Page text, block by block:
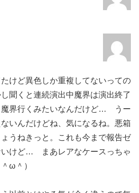
けど異色しか重複してないっての
聞くと連続演出中魔界は演出終了
魔界行くみたいなんだけど… うー
いんだけどね、気になるね。悪箱
うねきっと。これも今まで報告ゼ
いけど… まあレアなケースっちゃ
ω＾）